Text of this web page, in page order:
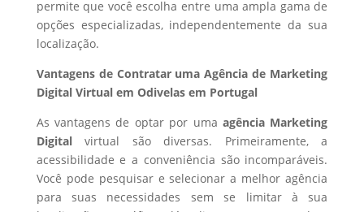
permite que você escolha entre uma ampla gama de
opções especializadas, independentemente da sua
localização.
Vantagens de Contratar uma Agência de Marketing
Digital Virtual em Odivelas em Portugal
As vantagens de optar por uma agência Marketing
Digitalvirtual são diversas. Primeiramente, a
acessibilidade e a conveniência são incomparáveis.
Você pode pesquisar e selecionar a melhor agência
para suas necessidades sem se limitar à sua